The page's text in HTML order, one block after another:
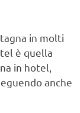
in molti
è quella
in hotel,
anche